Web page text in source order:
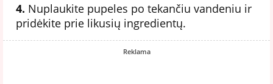
4. Nuplaukite pupeles po tekančiu vandeniu ir
pridėkite prie likusių ingredientų.
Reklama